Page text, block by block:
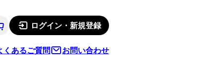
ログイン・新規登録
くあるご質問 お問い合わせ